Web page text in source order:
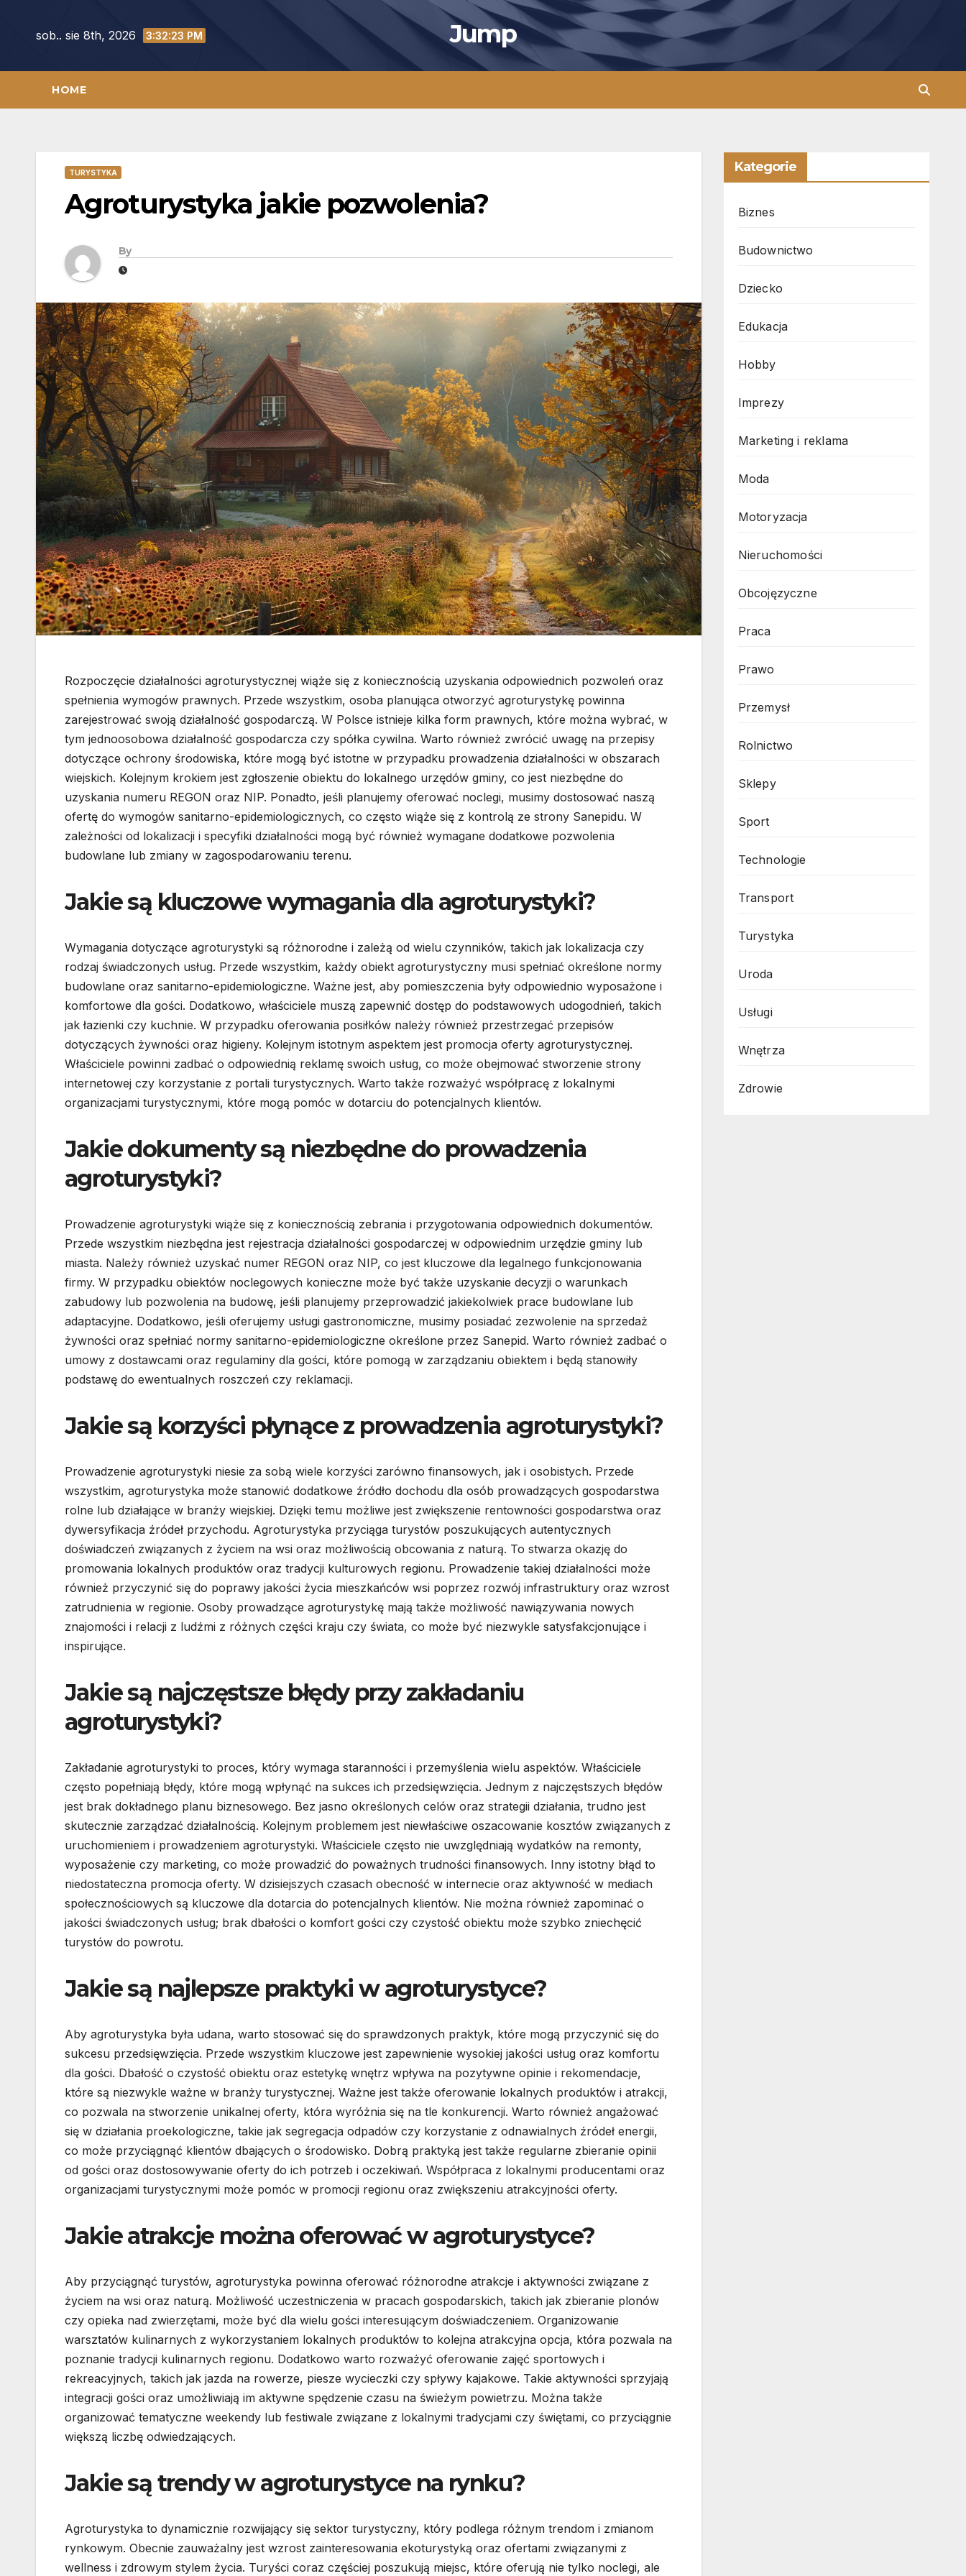
sob.. sie 8th, 2026 3:32:24 PM Jump
HOME
TURYSTYKA
Agroturystyka jakie pozwolenia?
By
Rozpoczęcie działalności agroturystycznej wiąże się z koniecznością uzyskania odpowiednich pozwoleń oraz
spełnienia wymogów prawnych. Przede wszystkim, osoba planująca otworzyć agroturystykę powinna
zarejestrować swoją działalność gospodarczą. W Polsce istnieje kilka form prawnych, które można wybrać, w
tym jednoosobowa działalność gospodarcza czy spółka cywilna. Warto również zwrócić uwagę na przepisy
dotyczące ochrony środowiska, które mogą być istotne w przypadku prowadzenia działalności w obszarach
wiejskich. Kolejnym krokiem jest zgłoszenie obiektu do lokalnego urzędów gminy, co jest niezbędne do
uzyskania numeru REGON oraz NIP. Ponadto, jeśli planujemy oferować noclegi, musimy dostosować naszą
ofertę do wymogów sanitarno-epidemiologicznych, co często wiąże się z kontrolą ze strony Sanepidu. W
zależności od lokalizacji i specyfiki działalności mogą być również wymagane dodatkowe pozwolenia
budowlane lub zmiany w zagospodarowaniu terenu.
Jakie są kluczowe wymagania dla agroturystyki?
Wymagania dotyczące agroturystyki są różnorodne i zależą od wielu czynników, takich jak lokalizacja czy
rodzaj świadczonych usług. Przede wszystkim, każdy obiekt agroturystyczny musi spełniać określone normy
budowlane oraz sanitarno-epidemiologiczne. Ważne jest, aby pomieszczenia były odpowiednio wyposażone i
komfortowe dla gości. Dodatkowo, właściciele muszą zapewnić dostęp do podstawowych udogodnień, takich
jak łazienki czy kuchnie. W przypadku oferowania posiłków należy również przestrzegać przepisów
dotyczących żywności oraz higieny. Kolejnym istotnym aspektem jest promocja oferty agroturystycznej.
Właściciele powinni zadbać o odpowiednią reklamę swoich usług, co może obejmować stworzenie strony
internetowej czy korzystanie z portali turystycznych. Warto także rozważyć współpracę z lokalnymi
organizacjami turystycznymi, które mogą pomóc w dotarciu do potencjalnych klientów.
Jakie dokumenty są niezbędne do prowadzenia
agroturystyki?
Prowadzenie agroturystyki wiąże się z koniecznością zebrania i przygotowania odpowiednich dokumentów.
Przede wszystkim niezbędna jest rejestracja działalności gospodarczej w odpowiednim urzędzie gminy lub
miasta. Należy również uzyskać numer REGON oraz NIP, co jest kluczowe dla legalnego funkcjonowania
firmy. W przypadku obiektów noclegowych konieczne może być także uzyskanie decyzji o warunkach
zabudowy lub pozwolenia na budowę, jeśli planujemy przeprowadzić jakiekolwiek prace budowlane lub
adaptacyjne. Dodatkowo, jeśli oferujemy usługi gastronomiczne, musimy posiadać zezwolenie na sprzedaż
żywności oraz spełniać normy sanitarno-epidemiologiczne określone przez Sanepid. Warto również zadbać o
umowy z dostawcami oraz regulaminy dla gości, które pomogą w zarządzaniu obiektem i będą stanowiły
podstawę do ewentualnych roszczeń czy reklamacji.
Jakie są korzyści płynące z prowadzenia agroturystyki?
Prowadzenie agroturystyki niesie za sobą wiele korzyści zarówno finansowych, jak i osobistych. Przede
wszystkim, agroturystyka może stanowić dodatkowe źródło dochodu dla osób prowadzących gospodarstwa
rolne lub działające w branży wiejskiej. Dzięki temu możliwe jest zwiększenie rentowności gospodarstwa oraz
dywersyfikacja źródeł przychodu. Agroturystyka przyciąga turystów poszukujących autentycznych
doświadczeń związanych z życiem na wsi oraz możliwością obcowania z naturą. To stwarza okazję do
promowania lokalnych produktów oraz tradycji kulturowych regionu. Prowadzenie takiej działalności może
również przyczynić się do poprawy jakości życia mieszkańców wsi poprzez rozwój infrastruktury oraz wzrost
zatrudnienia w regionie. Osoby prowadzące agroturystykę mają także możliwość nawiązywania nowych
znajomości i relacji z ludźmi z różnych części kraju czy świata, co może być niezwykle satysfakcjonujące i
inspirujące.
Jakie są najczęstsze błędy przy zakładaniu
agroturystyki?
Zakładanie agroturystyki to proces, który wymaga staranności i przemyślenia wielu aspektów. Właściciele
często popełniają błędy, które mogą wpłynąć na sukces ich przedsięwzięcia. Jednym z najczęstszych błędów
jest brak dokładnego planu biznesowego. Bez jasno określonych celów oraz strategii działania, trudno jest
skutecznie zarządzać działalnością. Kolejnym problemem jest niewłaściwe oszacowanie kosztów związanych z
uruchomieniem i prowadzeniem agroturystyki. Właściciele często nie uwzględniają wydatków na remonty,
wyposażenie czy marketing, co może prowadzić do poważnych trudności finansowych. Inny istotny błąd to
niedostateczna promocja oferty. W dzisiejszych czasach obecność w internecie oraz aktywność w mediach
społecznościowych są kluczowe dla dotarcia do potencjalnych klientów. Nie można również zapominać o
jakości świadczonych usług; brak dbałości o komfort gości czy czystość obiektu może szybko zniechęcić
turystów do powrotu.
Jakie są najlepsze praktyki w agroturystyce?
Aby agroturystyka była udana, warto stosować się do sprawdzonych praktyk, które mogą przyczynić się do
sukcesu przedsięwzięcia. Przede wszystkim kluczowe jest zapewnienie wysokiej jakości usług oraz komfortu
dla gości. Dbałość o czystość obiektu oraz estetykę wnętrz wpływa na pozytywne opinie i rekomendacje,
które są niezwykle ważne w branży turystycznej. Ważne jest także oferowanie lokalnych produktów i atrakcji,
co pozwala na stworzenie unikalnej oferty, która wyróżnia się na tle konkurencji. Warto również angażować
się w działania proekologiczne, takie jak segregacja odpadów czy korzystanie z odnawialnych źródeł energii,
co może przyciągnąć klientów dbających o środowisko. Dobrą praktyką jest także regularne zbieranie opinii
od gości oraz dostosowywanie oferty do ich potrzeb i oczekiwań. Współpraca z lokalnymi producentami oraz
organizacjami turystycznymi może pomóc w promocji regionu oraz zwiększeniu atrakcyjności oferty.
Jakie atrakcje można oferować w agroturystyce?
Aby przyciągnąć turystów, agroturystyka powinna oferować różnorodne atrakcje i aktywności związane z
życiem na wsi oraz naturą. Możliwość uczestniczenia w pracach gospodarskich, takich jak zbieranie plonów
czy opieka nad zwierzętami, może być dla wielu gości interesującym doświadczeniem. Organizowanie
warsztatów kulinarnych z wykorzystaniem lokalnych produktów to kolejna atrakcyjna opcja, która pozwala na
poznanie tradycji kulinarnych regionu. Dodatkowo warto rozważyć oferowanie zajęć sportowych i
rekreacyjnych, takich jak jazda na rowerze, piesze wycieczki czy spływy kajakowe. Takie aktywności sprzyjają
integracji gości oraz umożliwiają im aktywne spędzenie czasu na świeżym powietrzu. Można także
organizować tematyczne weekendy lub festiwale związane z lokalnymi tradycjami czy świętami, co przyciągnie
większą liczbę odwiedzających.
Jakie są trendy w agroturystyce na rynku?
Agroturystyka to dynamicznie rozwijający się sektor turystyczny, który podlega różnym trendom i zmianom
rynkowym. Obecnie zauważalny jest wzrost zainteresowania ekoturystyką oraz ofertami związanymi z
wellness i zdrowym stylem życia. Turyści coraz częściej poszukują miejsc, które oferują nie tylko noclegi, ale
Kategorie
Biznes
Budownictwo
Dziecko
Edukacja
Hobby
Imprezy
Marketing i reklama
Moda
Motoryzacja
Nieruchomości
Obcojęzyczne
Praca
Prawo
Przemysł
Rolnictwo
Sklepy
Sport
Technologie
Transport
Turystyka
Uroda
Usługi
Wnętrza
Zdrowie